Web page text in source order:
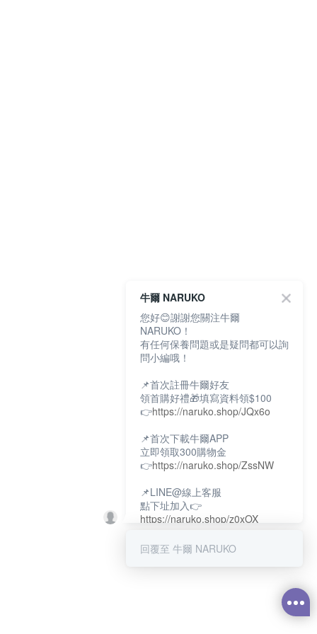
牛爾 NARUKO
您好😊謝謝您關注牛爾
NARUKO！
有任何保養問題或是疑問都可以詢
問小編哦！
📌首次註冊牛爾好友
領首購好禮🎁填寫資料領$100
👉https://naruko.shop/JQx6o
📌首次下載牛爾APP
立即領取300購物金
👉https://naruko.shop/ZssNW
📌LINE@線上客服
點下址加入👉
https://naruko.shop/z0xOX
📌電話客服：02-26581707
回覆至 牛爾 NARUKO